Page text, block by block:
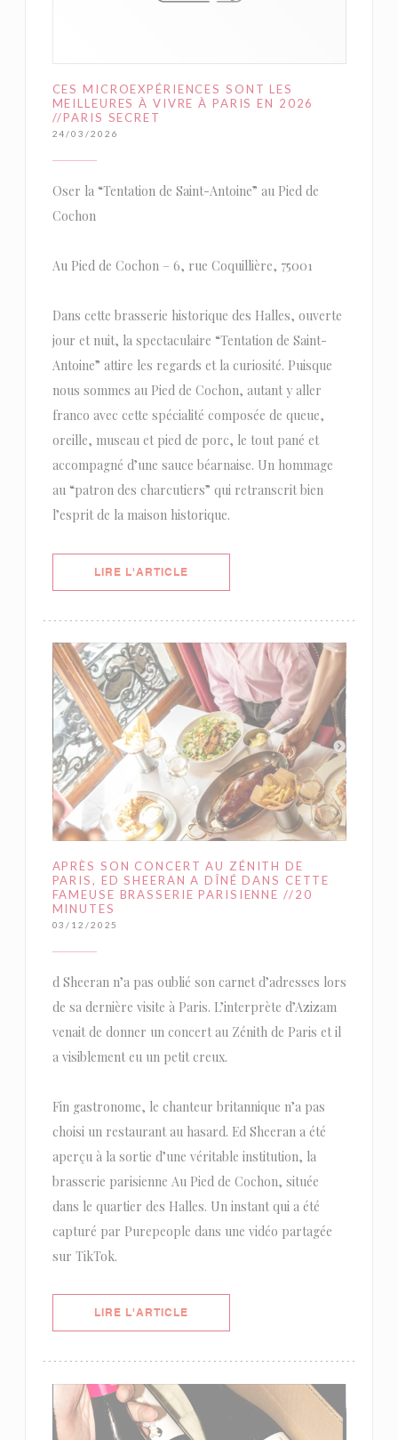
CES MICROEXPÉRIENCES SONT LES
MEILLEURES À VIVRE À PARIS EN 2026
//PARIS SECRET
24/03/2026
Oser la “Tentation de Saint-Antoine” au Pied de
Cochon
Au Pied de Cochon – 6, rue Coquillière, 75001
Dans cette brasserie historique des Halles, ouverte
jour et nuit, la spectaculaire “Tentation de Saint-
Antoine” attire les regards et la curiosité. Puisque
nous sommes au Pied de Cochon, autant y aller
franco avec cette spécialité composée de queue,
oreille, museau et pied de porc, le tout pané et
accompagné d’une sauce béarnaise. Un hommage
au “patron des charcutiers” qui retranscrit bien
l’esprit de la maison historique.
LIRE L'ARTICLE((OUVRE UNE NOUVELLE
APRÈS SON CONCERT AU ZÉNITH DE
PARIS, ED SHEERAN A DÎNÉ DANS CETTE
FAMEUSE BRASSERIE PARISIENNE //20
MINUTES
03/12/2025
d Sheeran n’a pas oublié son carnet d’adresses lors
de sa dernière visite à Paris. L’interprète d’Azizam
venait de donner un concert au Zénith de Paris et il
a visiblement eu un petit creux.
Fin gastronome, le chanteur britannique n’a pas
choisi un restaurant au hasard. Ed Sheeran a été
aperçu à la sortie d’une véritable institution, la
brasserie parisienne Au Pied de Cochon, située
dans le quartier des Halles. Un instant qui a été
capturé par Purepeople dans une vidéo partagée
sur TikTok.
LIRE L'ARTICLE((OUVRE UNE NOUVELLE